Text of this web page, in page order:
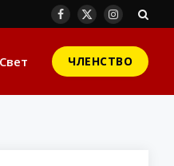
Facebook
X
Instagram
Свет ЧЛЕНСТВО